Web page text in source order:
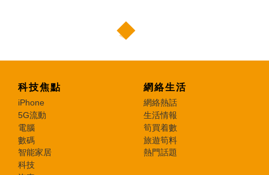
科技焦點
iPhone
5G流動
電腦
數碼
智能家居
科技
網絡生活
網絡熱話
生活情報
筍買着數
旅遊筍料
熱門話題